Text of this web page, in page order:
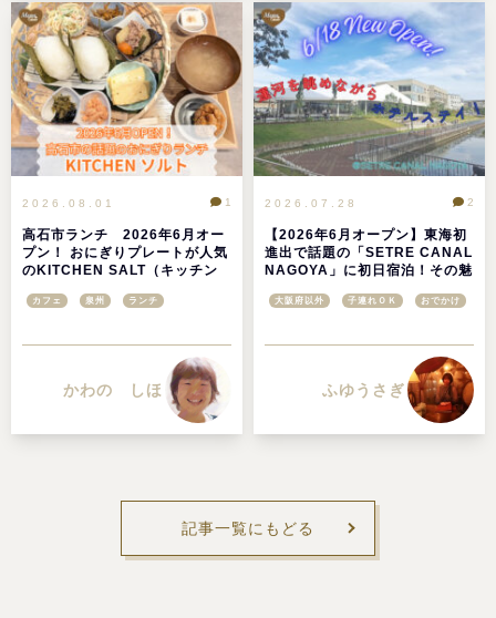
2026.08.01
高石市ランチ 2026年6月オー
プン！ おにぎりプレートが人気
のKITCHEN SALT（キッチン
1
カフェ 泉州 ランチ
かわの しほ
2026.07.28
【2026年6月オープン】東海初
進出で話題の「SETRE CANAL
NAGOYA」に初日宿泊！その魅
2
大阪府以外 子連れＯＫ おでかけ
ふゆうさぎ
記事一覧にもどる